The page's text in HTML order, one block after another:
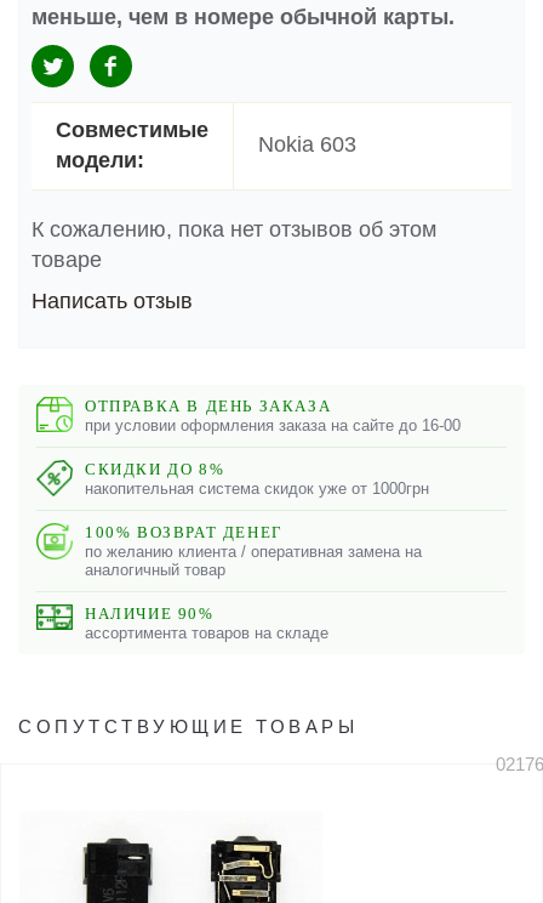
меньше, чем в номере обычной карты.
Совместимые
модели:
Nokia 603
К сожалению, пока нет отзывов об этом
товаре
Написать отзыв
ОТПРАВКА В ДЕНЬ ЗАКАЗА
при условии оформления заказа на сайте до 16-00
СКИДКИ ДО 8%
накопительная система скидок уже от 1000грн
100% ВОЗВРАТ ДЕНЕГ
по желанию клиента / оперативная замена на
аналогичный товар
НАЛИЧИЕ 90%
ассортимента товаров на складе
СОПУТСТВУЮЩИЕ ТОВАРЫ